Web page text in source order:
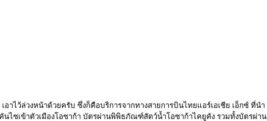
อาไว้ล่วงหน้าด้วยครับ ซึ่งก็คือบริการจากทางสายการบินไทยแอร์เอเชีย เอ็กซ์ ที่นำ
นไซเข้าตัวเมืองโอซาก้า บัตรผ่านพิพิธภัณฑ์สัตว์น้ำโอซาก้าไคยูคัง รวมทั้งบัตรผ่าน